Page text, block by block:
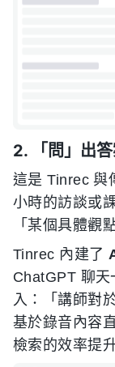
2. 「問」出
這是 Tinrec 與
小時的訪談或
「某個具體觀
Tinrec 內建了
ChatGPT 聊
入：「講師對
基於錄音內容
檢索的效率提